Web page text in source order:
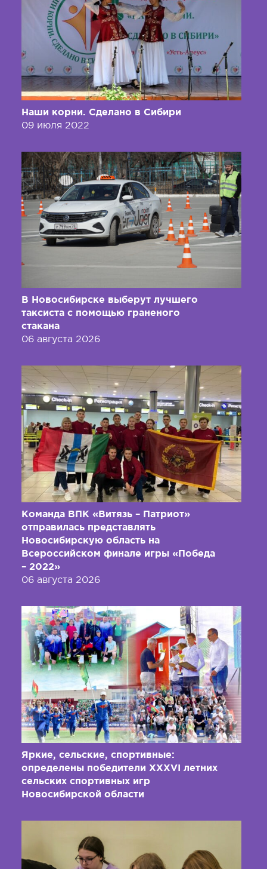
Наши корни. Сделано в Сибири
09 июля 2022
В Новосибирске выберут лучшего
таксиста с помощью граненого
стакана
06 августа 2026
Команда ВПК «Витязь – Патриот»
отправилась представлять
Новосибирскую область на
Всероссийском финале игры «Победа
– 2022»
06 августа 2026
Яркие, сельские, спортивные:
определены победители XXXVI летних
сельских спортивных игр
Новосибирской области